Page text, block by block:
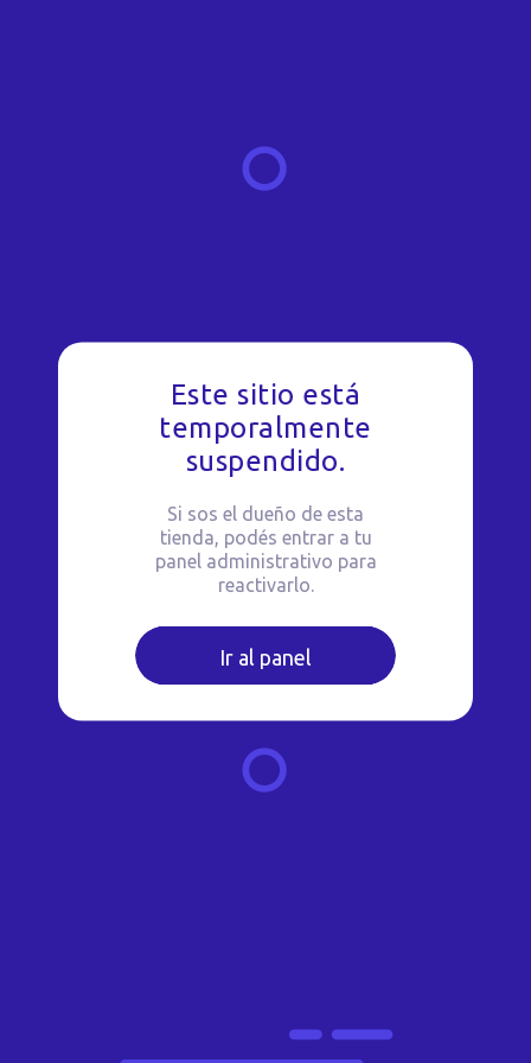
Este sitio está
temporalmente
suspendido.
Si sos el dueño de esta
tienda, podés entrar a tu
panel administrativo para
reactivarlo.
Ir al panel